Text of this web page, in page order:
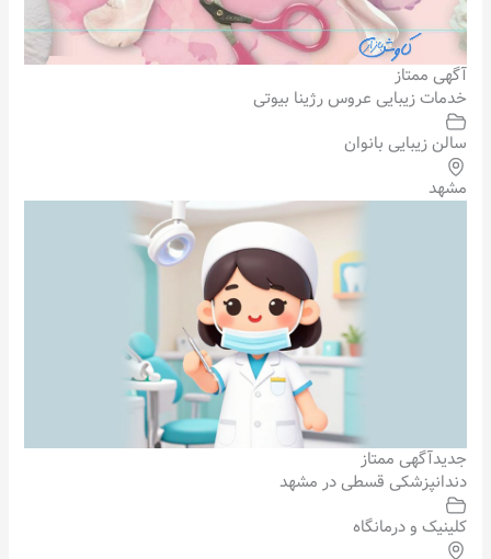
آگهی ممتاز
خدمات زیبایی عروس رژینا بیوتی
سالن زیبایی بانوان
مشهد
جدیدآگهی ممتاز
دندانپزشکی قسطی در مشهد
کلینیک و درمانگاه